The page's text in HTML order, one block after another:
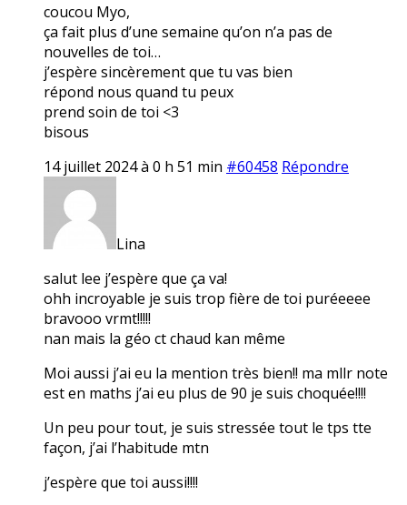
coucou Myo,
ça fait plus d’une semaine qu’on n’a pas de
nouvelles de toi…
j’espère sincèrement que tu vas bien
répond nous quand tu peux
prend soin de toi <3
bisous
14 juillet 2024 à 0 h 51 min #60458 Répondre
Lina
salut lee j’espère que ça va!
ohh incroyable je suis trop fière de toi puréeeee
bravooo vrmt!!!!!
nan mais la géo ct chaud kan même
Moi aussi j’ai eu la mention très bien!! ma mllr note
est en maths j’ai eu plus de 90 je suis choquée!!!!
Un peu pour tout, je suis stressée tout le tps tte
façon, j’ai l’habitude mtn
j’espère que toi aussi!!!!